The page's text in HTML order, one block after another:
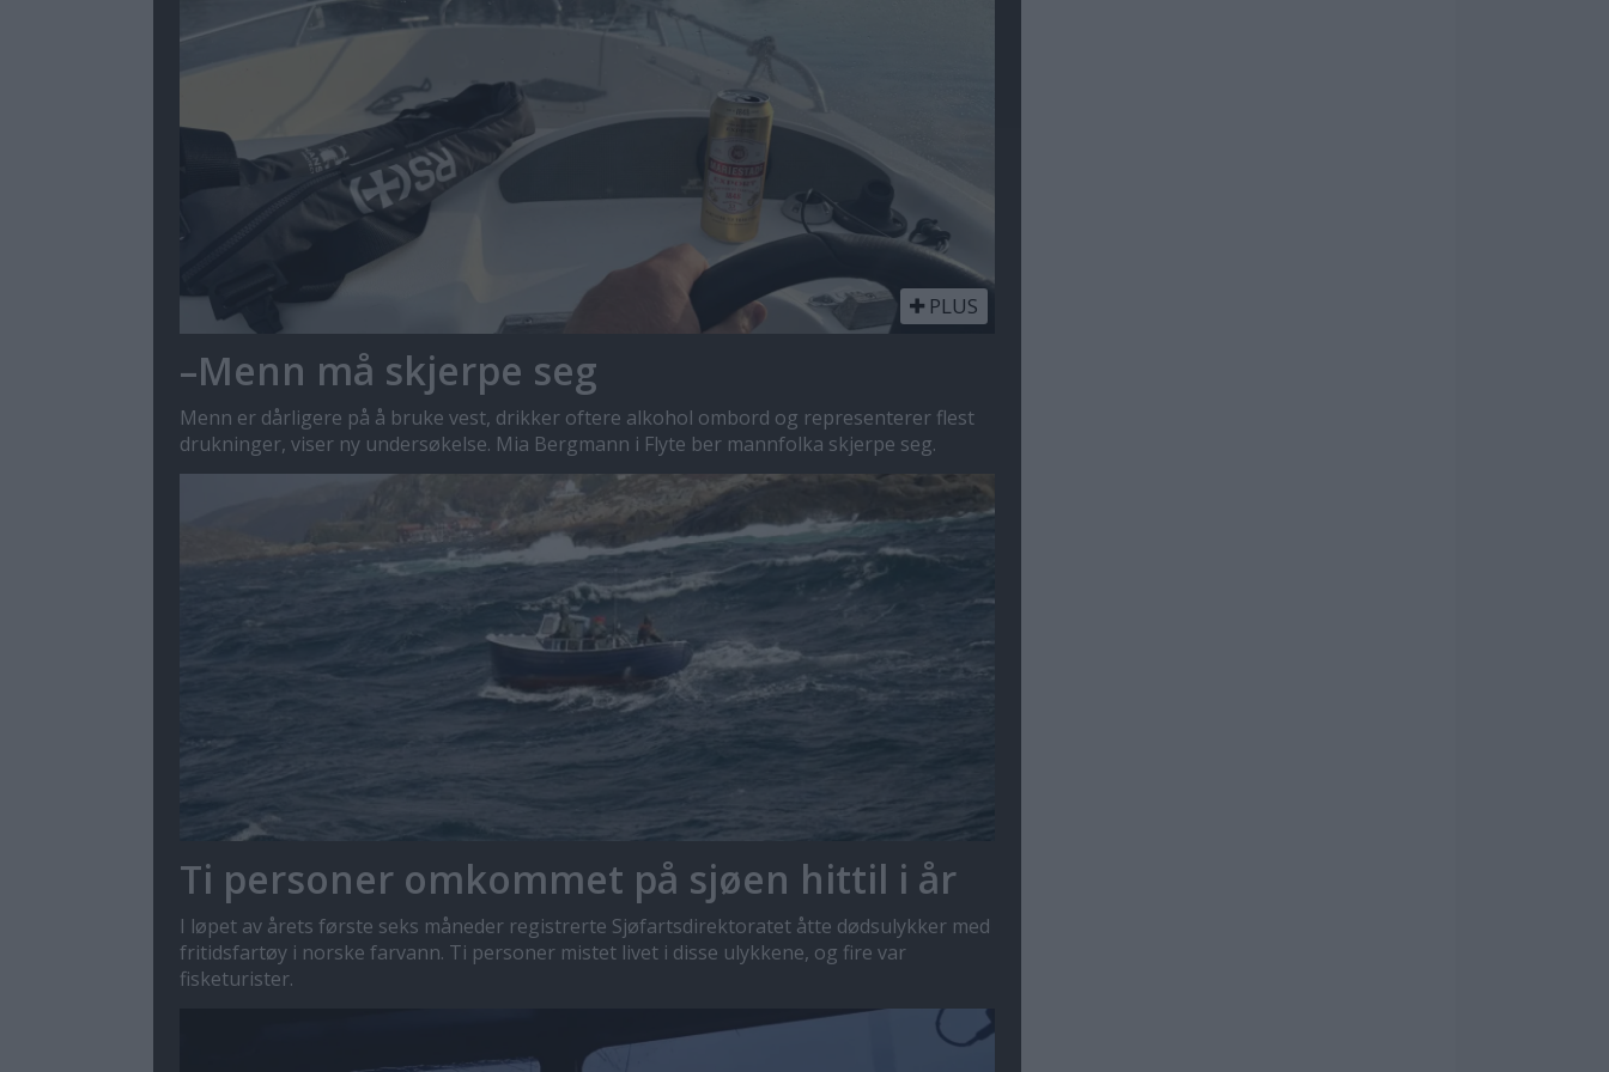
PLUS
–Menn må skjerpe seg
Menn er dårligere på å bruke vest, drikker oftere alkohol ombord og representerer flest
drukninger, viser ny undersøkelse. Mia Bergmann i Flyte ber mannfolka skjerpe seg.
Ti personer omkommet på sjøen hittil i år
I løpet av årets første seks måneder registrerte Sjøfartsdirektoratet åtte dødsulykker med
fritidsfartøy i norske farvann. Ti personer mistet livet i disse ulykkene, og fire var
fisketurister.